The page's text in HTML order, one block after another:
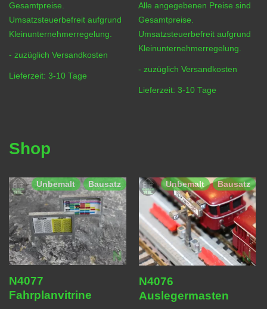
Gesamtpreise.
Umsatzsteuerbefreit aufgrund
Kleinunternehmerregelung.
- zuzüglich Versandkosten
Lieferzeit: 3-10 Tage
Alle angegebenen Preise sind
Gesamtpreise.
Umsatzsteuerbefreit aufgrund
Kleinunternehmerregelung.
- zuzüglichVersandkosten
Lieferzeit:3-10 Tage
Shop
Unbemalt Bausatz
N4077
Fahrplanvitrine
Unbemalt Bausatz
N4076
Auslegermasten